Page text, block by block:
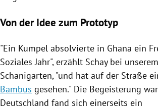
Von der Idee zum Prototyp
"Ein Kumpel absolvierte in Ghana ein
Soziales Jahr", erzählt Schaybei
Schanigarten, "und hat auf der Straße
Bambus gesehen." Die Begeisterung
Deutschland fand sich einerseits ein